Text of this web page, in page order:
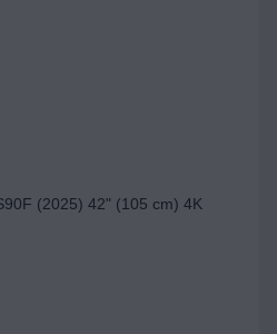
(2025) 42" (105 cm) 4K